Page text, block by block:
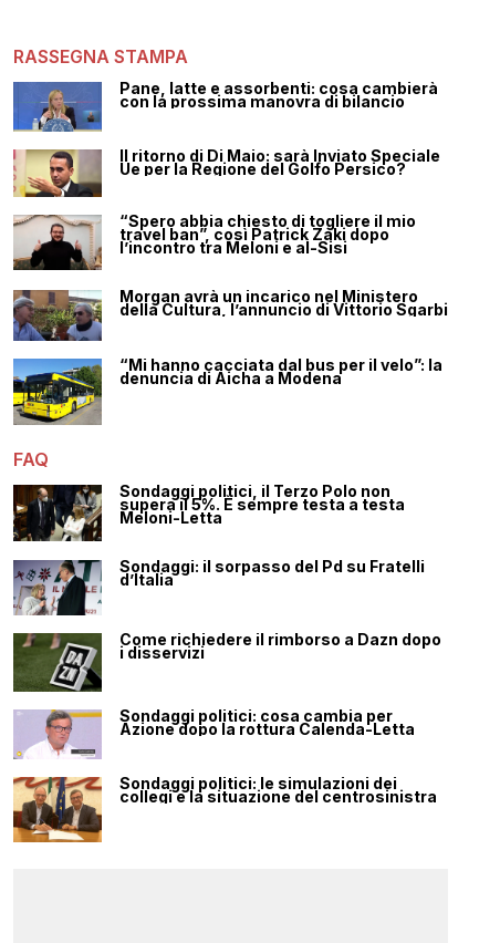
RASSEGNA STAMPA
Pane, latte e assorbenti: cosa cambierà
con la prossima manovra di bilancio
Il ritorno di Di Maio: sarà Inviato Speciale
Ue per la Regione del Golfo Persico?
“Spero abbia chiesto di togliere il mio
travel ban”, così Patrick Zaki dopo
l’incontro tra Meloni e al-Sisi
Morgan avrà un incarico nel Ministero
della Cultura, l’annuncio di Vittorio Sgarbi
“Mi hanno cacciata dal bus per il velo”: la
denuncia di Aicha a Modena
FAQ
Sondaggi politici, il Terzo Polo non
supera il 5%. È sempre testa a testa
Meloni-Letta
Sondaggi: il sorpasso del Pd su Fratelli
d’Italia
Come richiedere il rimborso a Dazn dopo
i disservizi
Sondaggi politici: cosa cambia per
Azione dopo la rottura Calenda-Letta
Sondaggi politici: le simulazioni dei
collegi e la situazione del centrosinistra